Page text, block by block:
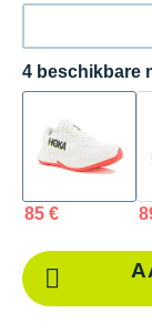
4 beschikbare
85 €